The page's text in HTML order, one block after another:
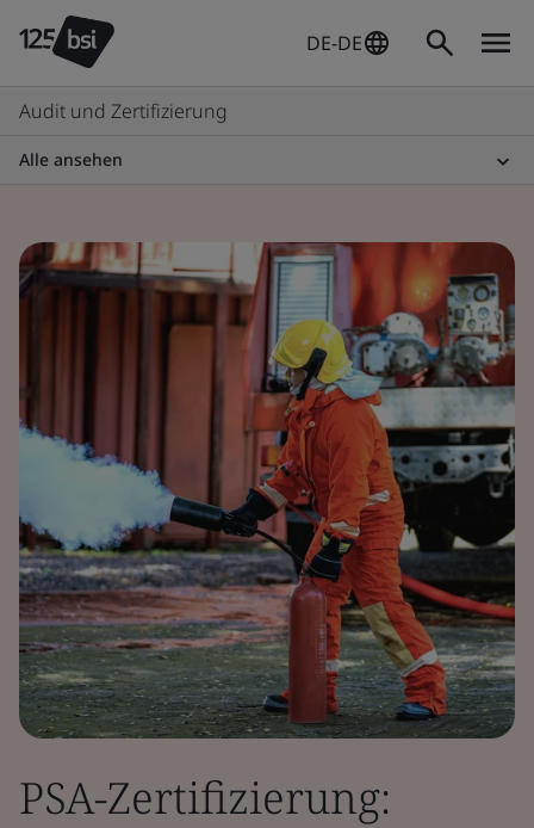
DE-DE
Audit und Zertifizierung
Alle ansehen
PSA-Zertifizierung: